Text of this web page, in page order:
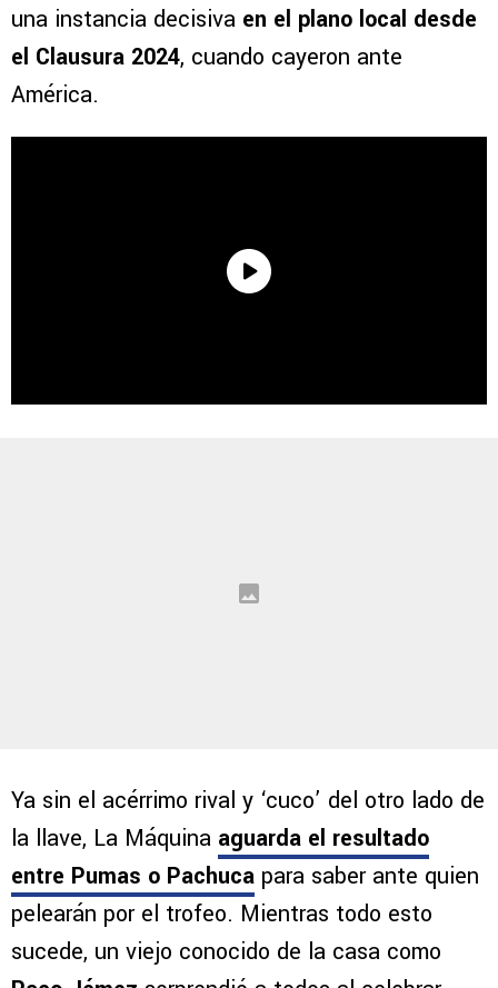
una instancia decisiva en el plano local desde
el Clausura 2024, cuando cayeron ante
América.
Ya sin el acérrimo rival y ‘cuco’ del otro lado de
la llave, La Máquina aguarda el resultado
entre Pumas o Pachuca para saber ante quien
pelearán por el trofeo. Mientras todo esto
sucede, un viejo conocido de la casa como